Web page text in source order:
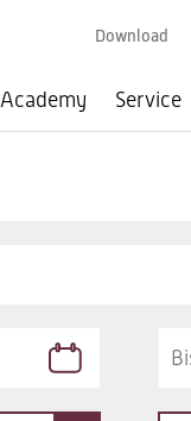
Academy Service
Download